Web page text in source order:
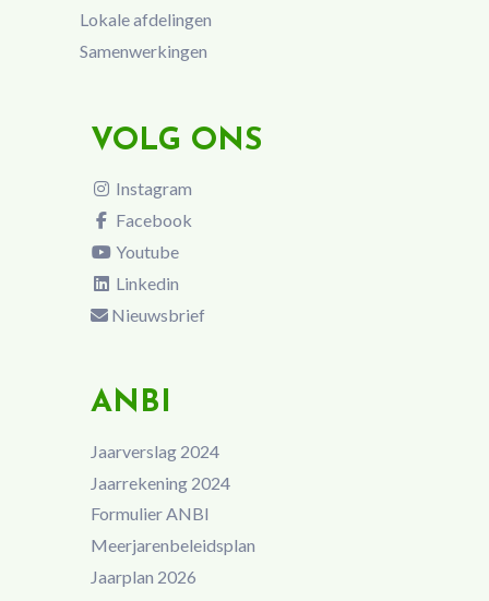
Lokale afdelingen
Samenwerkingen
VOLG ONS
Instagram
Facebook
Youtube
Linkedin
Nieuwsbrief
ANBI
Jaarverslag 2024
Jaarrekening 2024
Formulier ANBI
Meerjarenbeleidsplan
Jaarplan 2026